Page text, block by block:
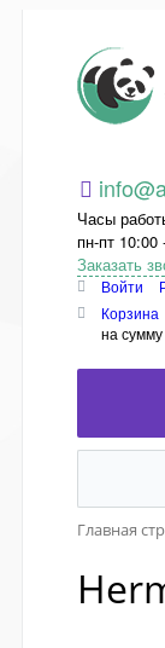
Aoha.ru
Часы
пн-пт 10:00
Заказать
Войти
Корзина
на сумму
Главная